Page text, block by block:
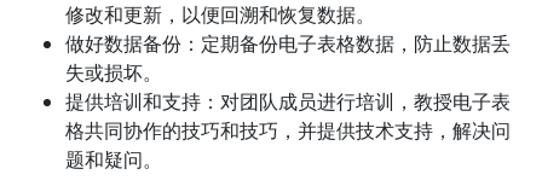
修改和更新，以便回溯和恢复数据。
做好数据备份：定期备份电子表格数据，防止数据丢
失或损坏。
提供培训和支持：对团队成员进行培训，教授电子表
格共同协作的技巧和技巧，并提供技术支持，解决问
题和疑问。